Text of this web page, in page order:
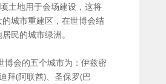
土地用于会场建设，这将
城市重建区，在世博会结
民的城市绿洲。
博会的五个城市为：伊兹密
拜(阿联酋)、圣保罗(巴